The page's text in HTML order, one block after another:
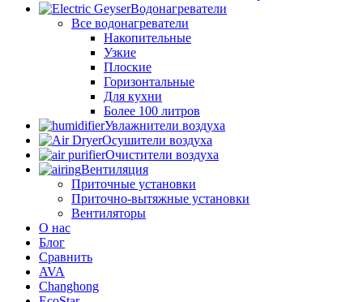
Водонагреватели
Все водонагреватели
Накопительные
Узкие
Плоские
Горизонтальные
Для кухни
Более 100 литров
Увлажнители воздуха
Осушители воздуха
Очистители воздуха
Вентиляция
Приточные установки
Приточно-вытяжные установки
Вентиляторы
О нас
Блог
Сравнить
AVA
Changhong